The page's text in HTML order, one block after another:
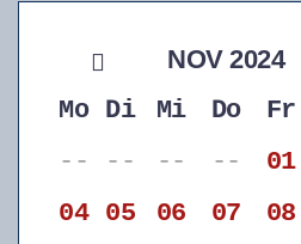
NOV 2024
Mo Di Mi Do Fr
--
-- -- -- 01
04 05 06 07 08